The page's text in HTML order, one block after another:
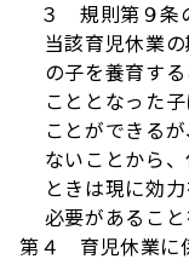
３ 規則第９条
当該育児休業
の子を養育す
こととなった
ことができる
ないことから
ときは現に効
必要があること
第４ 育児休業に